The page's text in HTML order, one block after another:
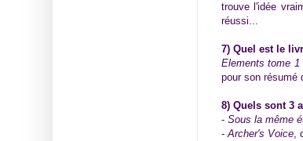
trouve l'idée
réussi...
7) Quel est le
Elements tome 1
pour son résumé
8) Quels sont 3
- Sous la même
-Archer's Voice,